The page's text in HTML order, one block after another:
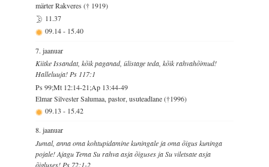
märter Rakveres († 1919)
11.37
09.14- 15.40
7. jaanuar
Kiitke Issandat, kõik paganad, ülistage teda, kõik rahvahõimud!
Halleluuja! Ps 117:1
Ps 99;Mt 12:14-21;Ap 13:44-49
Elmar Silvester Salumaa, pastor, usuteadlane (†1996)
09.13 - 15.42
8. jaanuar
Jumal, anna oma kohtupidamine kuningale ja oma õigus kuninga
pojale! Ajagu Tema Su rahva asja õiguses ja Su viletsate asja
õigluses! Ps 72:1-2